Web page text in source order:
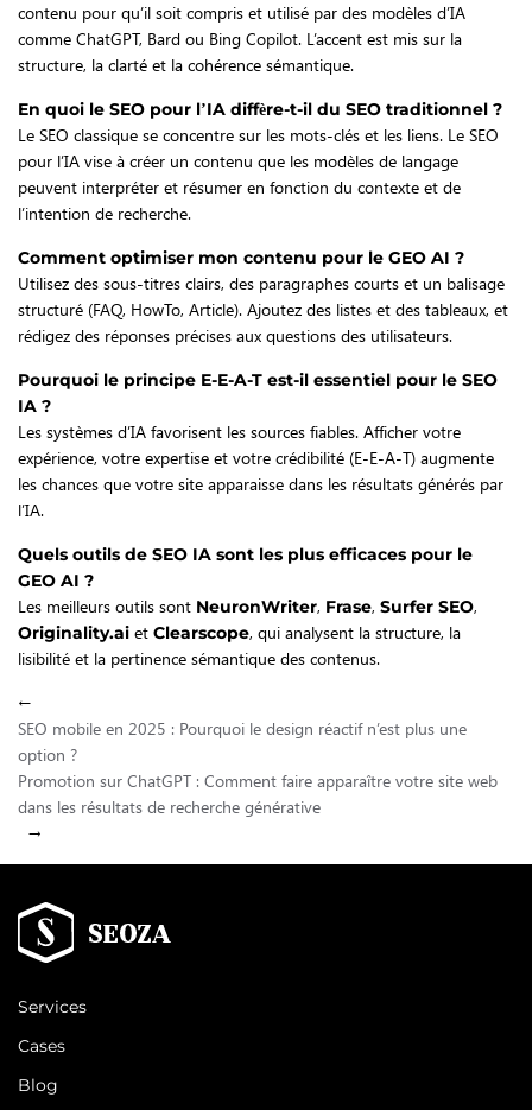
contenu pour qu’il soit compris et utilisé par des modèles d’IA
comme ChatGPT, Bard ou Bing Copilot. L’accent est mis sur la
structure, la clarté et la cohérence sémantique.
En quoi le SEO pour l’IA diffère-t-il du SEO traditionnel ?
Le SEO classique se concentre sur les mots-clés et les liens. Le SEO
pour l’IA vise à créer un contenu que les modèles de langage
peuvent interpréter et résumer en fonction du contexte et de
l’intention de recherche.
Comment optimiser mon contenu pour le GEO AI ?
Utilisez des sous-titres clairs, des paragraphes courts et un balisage
structuré (FAQ, HowTo, Article). Ajoutez des listes et des tableaux, et
rédigez des réponses précises aux questions des utilisateurs.
Pourquoi le principe E-E-A-T est-il essentiel pour le SEO
IA ?
Les systèmes d’IA favorisent les sources fiables. Afficher votre
expérience, votre expertise et votre crédibilité (E-E-A-T) augmente
les chances que votre site apparaisse dans les résultats générés par
l’IA.
Quels outils de SEO IA sont les plus efficaces pour le
GEO AI ?
Les meilleurs outils sont NeuronWriter, Frase, Surfer SEO,
Originality.ai et Clearscope, qui analysent la structure, la
lisibilité et la pertinence sémantique des contenus.
←
SEO mobile en 2025 : Pourquoi le design réactif n’est plus une
option ?
Promotion sur ChatGPT : Comment faire apparaître votre site web
dans les résultats de recherche générative
→
Services
Cases
Blog